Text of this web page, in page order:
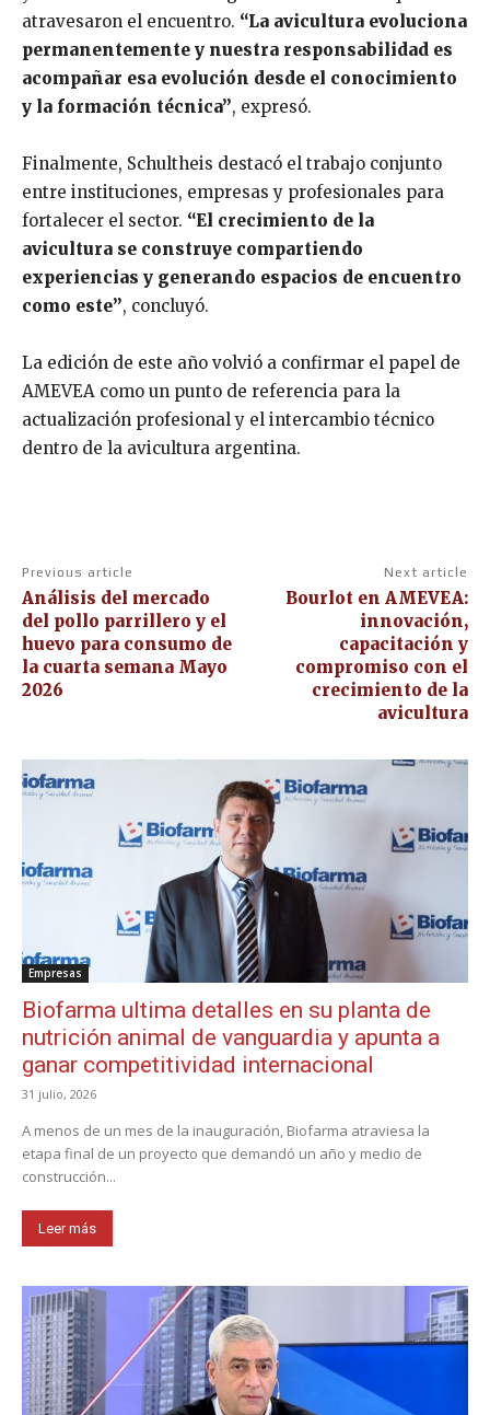
atravesaron el encuentro. “La avicultura evoluciona
permanentemente y nuestra responsabilidad es
acompañar esa evolución desde el conocimiento
y la formación técnica”, expresó.
Finalmente, Schultheis destacó el trabajo conjunto
entre instituciones, empresas y profesionales para
fortalecer el sector. “El crecimiento de la
avicultura se construye compartiendo
experiencias y generando espacios de encuentro
como este”, concluyó.
La edición de este año volvió a confirmar el papel de
AMEVEA como un punto de referencia para la
actualización profesional y el intercambio técnico
dentro de la avicultura argentina.
Previous article
Análisis del mercado
del pollo parrillero y el
huevo para consumo de
la cuarta semana Mayo
2026
Next article
Bourlot en AMEVEA:
innovación,
capacitación y
compromiso con el
crecimiento de la
avicultura
Empresas
Biofarma ultima detalles en su planta de
nutrición animal de vanguardia y apunta a
ganar competitividad internacional
31 julio, 2026
A menos de un mes de la inauguración, Biofarma atraviesa la
etapa final de un proyecto que demandó un año y medio de
construcción...
Leer más